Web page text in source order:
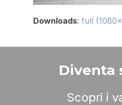
Downloads:full
Diventa
Scopri i